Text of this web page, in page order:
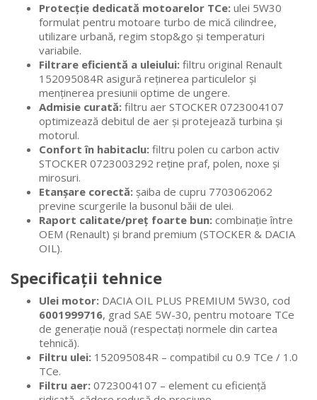
Protecție dedicată motoarelor TCe: ulei 5W30
formulat pentru motoare turbo de mică cilindree,
utilizare urbană, regim stop&go și temperaturi
variabile.
Filtrare eficientă a uleiului: filtru original Renault
152095084R asigură reținerea particulelor și
menținerea presiunii optime de ungere.
Admisie curată: filtru aer STOCKER 0723004107
optimizează debitul de aer și protejează turbina și
motorul.
Confort în habitaclu: filtru polen cu carbon activ
STOCKER 0723003292 reține praf, polen, noxe și
mirosuri.
Etanșare corectă: șaiba de cupru 7703062062
previne scurgerile la busonul băii de ulei.
Raport calitate/preț foarte bun: combinație între
OEM (Renault) și brand premium (STOCKER & DACIA
OIL).
Specificații tehnice
Ulei motor: DACIA OIL PLUS PREMIUM 5W30, cod
6001999716, grad SAE 5W-30, pentru motoare TCe
de generație nouă (respectați normele din cartea
tehnică).
Filtru ulei: 152095084R – compatibil cu 0.9 TCe / 1.0
TCe.
Filtru aer: 0723004107 – element cu eficiență